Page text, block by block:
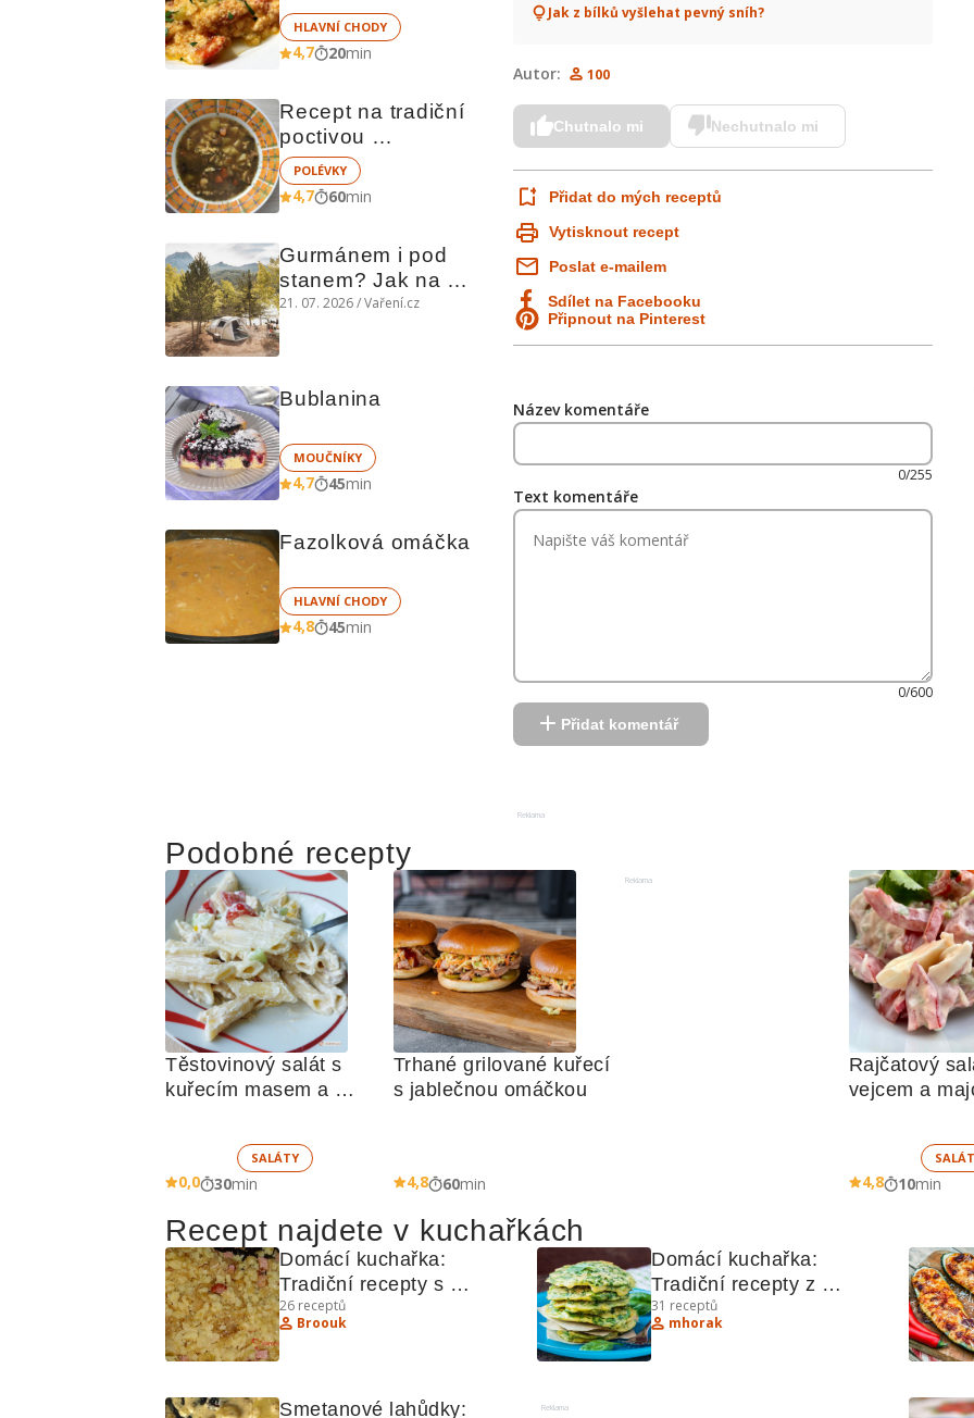
HLAVNÍ CHODY
4,7 20min
Recept na tradiční
poctivou
bramboračku
POLÉVKY
4,7 60min
Gurmánem i pod
stanem? Jak na
polní kuchyni a na
21. 07. 2026 / Vaření.cz
Bublanina
MOUČNÍKY
4,7 45min
Fazolková omáčka
HLAVNÍ CHODY
4,8 45min
Jak z bílků vyšlehat pevný sníh?
Autor: 100
Chutnalo mi Nechutnalo mi
Přidat do mých receptů
Vytisknout recept
Poslat e-mailem
Sdílet na Facebooku
Připnout na Pinterest
Název komentáře
0/255
Text komentáře
0/600
Přidat komentář
Reklama
Podobné recepty
Těstovinový salát s
kuřecím masem a
SALÁTY
0,0 30min
Trhané grilované kuřecí
s jablečnou omáčkou
4,8 60min
Reklama
Rajčatový
vejcem a
4,8 10min
Recept najdete v kuchařkách
Domácí kuchařka:
Tradiční recepty s
brambory, kuřecím gyros
a cibulovými placičkami
26 receptů
Broouk
Domácí kuchařka:
Tradiční recepty z
Holštýnska
31 receptů
mhorak
Smetanové lahůdky:
Reklama